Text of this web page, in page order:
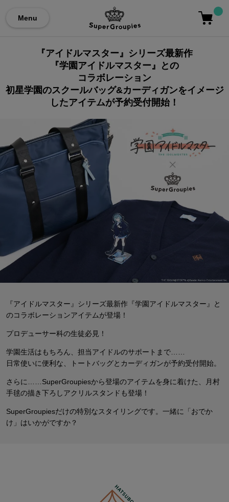
Menu
『アイドルマスター』シリーズ最新作
『学園アイドルマスター』との
コラボレーション
初星学園のスクールバッグ&カーディガンをイメージ
したアイテムが予約受付開始！
『アイドルマスター』シリーズ最新作『学園アイドルマスター』と
のコラボレーションアイテムが登場！
プロデューサー科の生徒必見！
学園生活はもちろん、担当アイドルのサポートまで……
日常使いに便利な、トートバッグとカーディガンが予約受付開始。
さらに……SuperGroupiesから登場のアイテムを身に着けた、
月村
手毬の描き下ろしアクリルスタンドも登場！
SuperGroupiesだけの特別なスタイリングです。一緒に「おでか
け」はいかがですか？